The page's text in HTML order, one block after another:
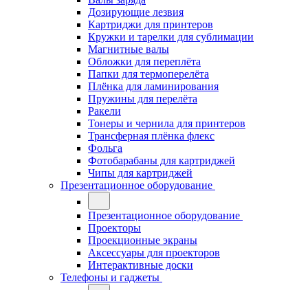
Дозирующие лезвия
Картриджи для принтеров
Кружки и тарелки для сублимации
Магнитные валы
Обложки для переплёта
Папки для термоперелёта
Плёнка для ламинирования
Пружины для перелёта
Ракели
Тонеры и чернила для принтеров
Трансферная плёнка флекс
Фольга
Фотобарабаны для картриджей
Чипы для картриджей
Презентационное оборудование
Презентационное оборудование
Проекторы
Проекционные экраны
Аксессуары для проекторов
Интерактивные доски
Телефоны и гаджеты